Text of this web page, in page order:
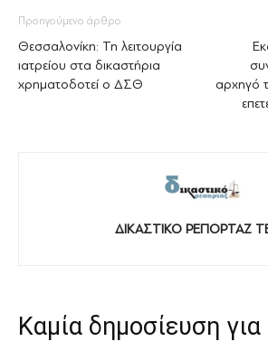
Προηγούμενο άρθρο
Θεσσαλονίκη: Τη λειτουργία
ιατρείου στα δικαστήρια
χρηματοδοτεί ο ΔΣΘ
αρχηγό
ΔΙΚΑΣΤΙΚΟ ΡΕΠΟΡΤΑΖ
Καμία δημοσίευση